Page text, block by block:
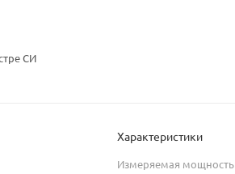
СИ
Характеристики
Измеряемая мощность